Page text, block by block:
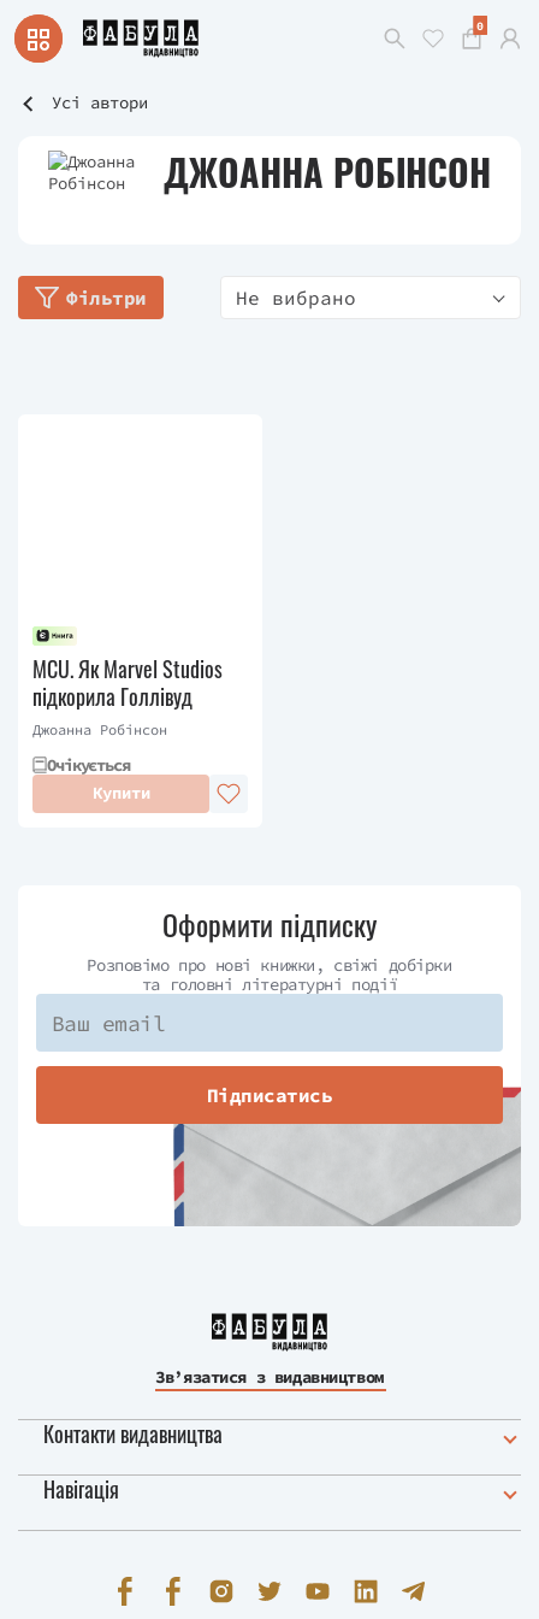
0
Усі автори
ДЖОАННА РОБІНСОН
Фільтри Не вибрано
MCU. Як Marvel Studios
підкорила Голлівуд
Джоанна Робінсон
Очікується
Купити
Оформити підписку
Розповімо про нові книжки, свіжі добірки
та головні літературні події
Підписатись
Зв’язатися з видавництвом
Контакти видавництва
Навігація